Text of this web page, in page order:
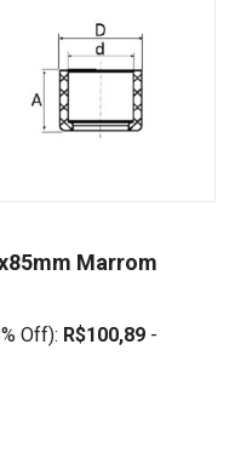
Marrom
Off): R$100,89 -